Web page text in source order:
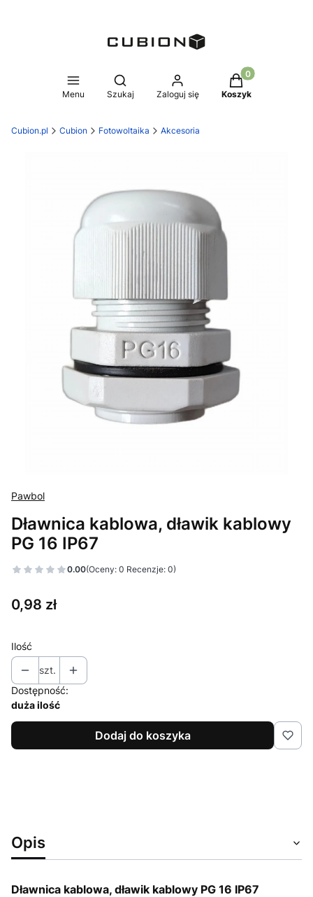
Menu
Otwórz wyszukiwarkę
Szukaj Zaloguj się
Produkty w
Koszyk
Cubion.pl Cubion Fotowoltaika Akcesoria
Pawbol
Dławnica kablowa, dławik kablowy
PG 16 IP67
0.00(Oceny: 0 Recenzje: 0)
Cena
0,98 zł
Ilość
szt.
Dostępność:
duża ilość
Dodaj do koszyka
Opis
Dławnica kablowa, dławik kablowy PG 16 IP67